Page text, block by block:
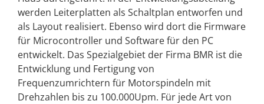
werden Leiterplatten als Schaltplan entworfen und
als Layout realisiert. Ebenso wird dort die Firmware
für Microcontroller und Software für den PC
entwickelt. Das Spezialgebiet der Firma BMR ist die
Entwicklung und Fertigung von
Frequenzumrichtern für Motorspindeln mit
Drehzahlen bis zu 100.000Upm. Für jede Art von